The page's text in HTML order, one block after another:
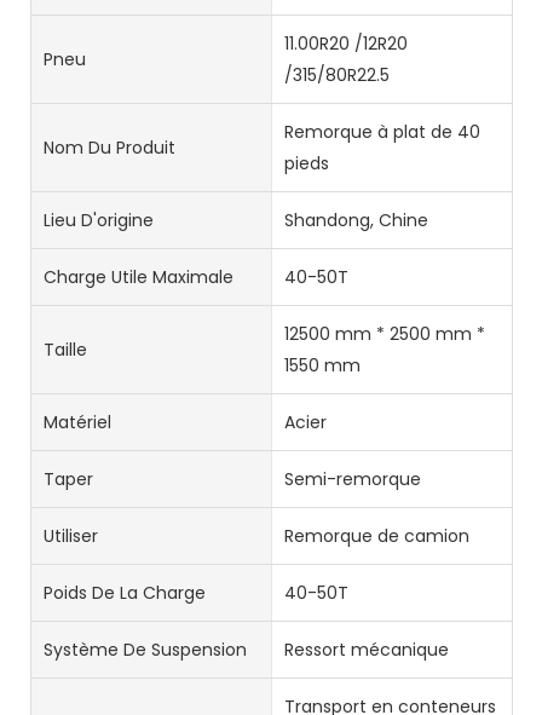
Pneu
11.00R20 /12R20
/315/80R22.5
Nom Du Produit
Remorque à plat de 40
pieds
Lieu D'origine Shandong, Chine
Charge Utile Maximale 40-50T
Taille
12500 mm * 2500 mm *
1550 mm
Matériel Acier
Taper Semi-remorque
Utiliser Remorque de camion
Poids De La Charge 40-50T
Système De Suspension Ressort mécanique
Transport en conteneurs